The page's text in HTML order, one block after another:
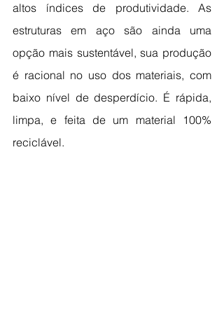
altos índices de produtividade. As
estruturas em aço são ainda uma
opção mais sustentável, sua produção
é racional no uso dos materiais, com
baixo nível de desperdício. É rápida,
limpa, e feita de um material 100%
reciclável.